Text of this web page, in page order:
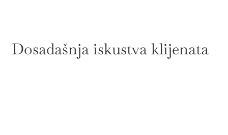
Dosadašnja iskustva klijenata